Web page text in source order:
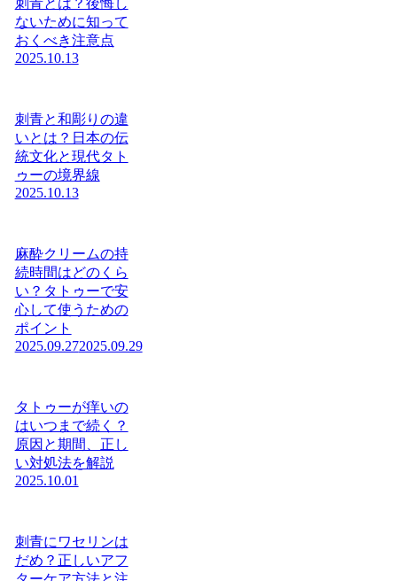
ないために知って
おくべき注意点
2025.10.13
刺青と和彫りの違
いとは？日本の伝
統文化と現代タト
ゥーの境界線
2025.10.13
麻酔クリームの持
続時間はどのくら
い？タトゥーで安
心して使うための
ポイント
2025.09.272025.09.29
タトゥーが痒いの
はいつまで続く？
原因と期間、正し
い対処法を解説
2025.10.01
刺青にワセリンは
だめ？正しいアフ